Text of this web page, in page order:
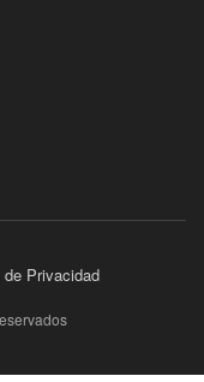
Privacidad